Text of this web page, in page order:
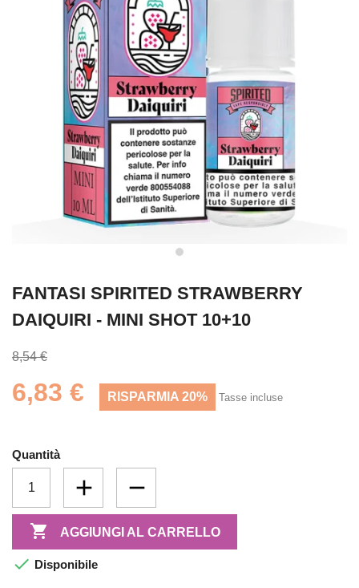
FANTASI SPIRITED STRAWBERRY
DAIQUIRI - MINI SHOT 10+10
8,54 €
6,83 € RISPARMIA 20% Tasse incluse
Quantità
 AGGIUNGI AL CARRELLO
 Disponibile